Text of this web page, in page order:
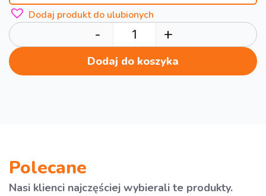
Dodaj produkt do ulubionych
- +
Dodaj do koszyka
Polecane
Nasi klienci najczęściej wybierali te produkty.